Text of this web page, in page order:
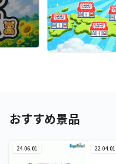
おすすめ景品
24.06.01 22.04.01